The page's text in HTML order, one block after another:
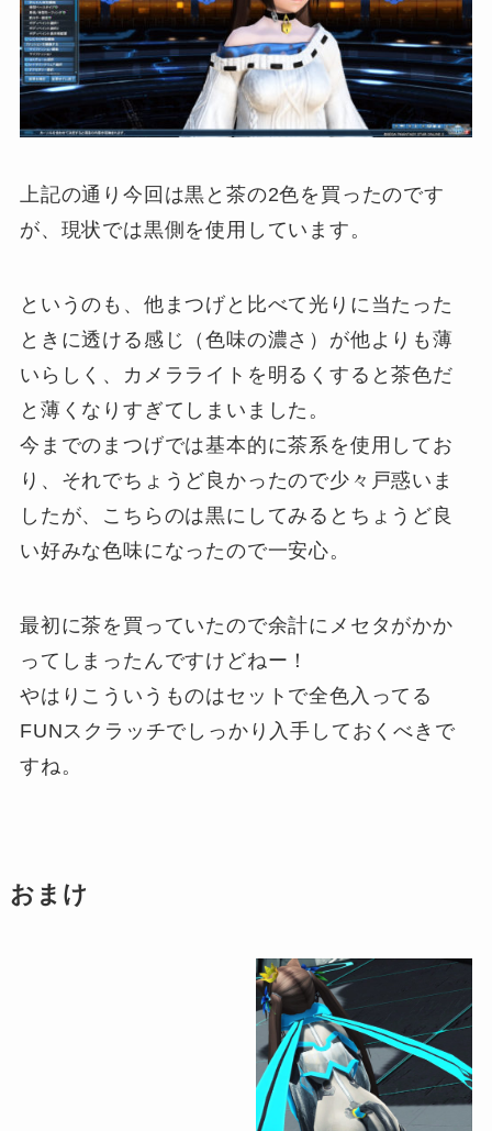
上記の通り今回は黒と茶の2色を買ったのです
が、現状では黒側を使用しています。
というのも、 他まつげと比べて光りに 当たった
ときに透ける感じ（色味の濃さ）が他よりも薄
いらしく、カメラライトを明るくすると茶色だ
と薄くなりすぎてしまいました。
今までのまつげでは基本的に茶系を使用してお
り、それでちょうど良かったので少々戸惑いま
したが、こちらのは黒にしてみるとちょうど良
い好みな色味になったので一安心。
最初に茶を買っていたので余計にメセタがかか
ってしまったんですけどねー！
やはりこういうものはセットで全色入ってる
FUNスクラッチでしっかり入手しておくべきで
すね。
おまけ